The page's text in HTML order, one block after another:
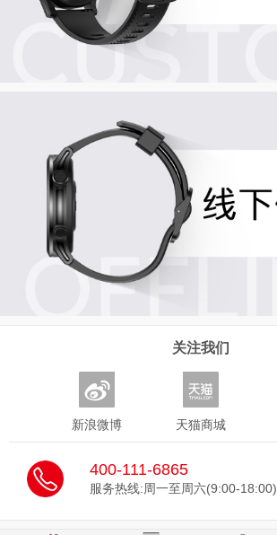
关注我们
新浪微博 天猫商城
400-111-6865
服务热线:周一至周六(9:00-18:00)